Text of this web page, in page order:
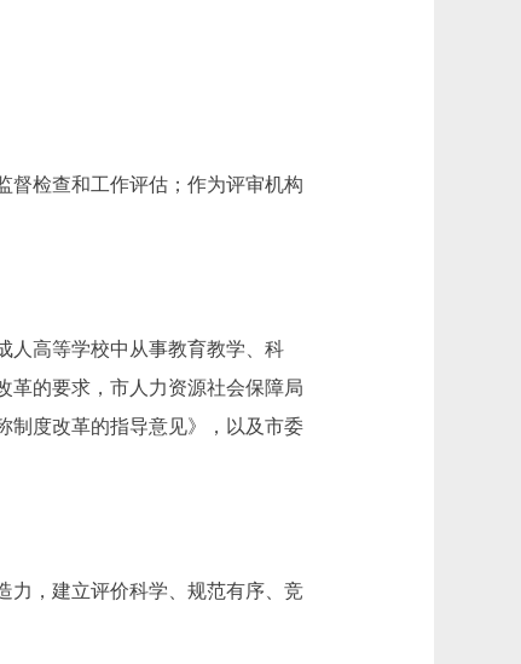
检查和工作评估；作为评审机构
高等学校中从事教育教学、科
革的要求，市人力资源社会保障局
制度改革的指导意见》，以及市委
，建立评价科学、规范有序、竞